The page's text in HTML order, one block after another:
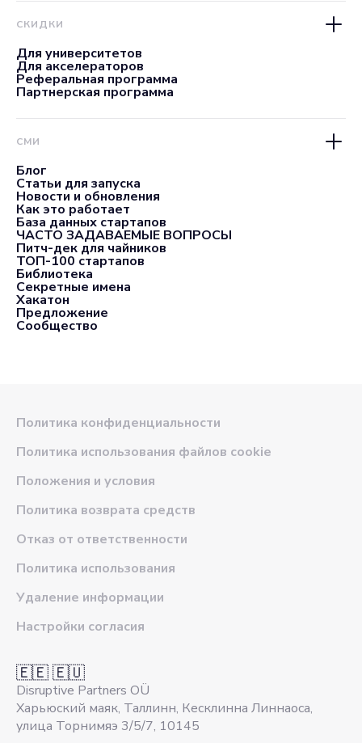
СКИДКИ
Для университетов
Для акселераторов
Реферальная программа
Партнерская программа
СМИ
Блог
Статьи для запуска
Новости и обновления
Как это работает
База данных стартапов
ЧАСТО ЗАДАВАЕМЫЕ ВОПРОСЫ
Питч-дек для чайников
ТОП-100 стартапов
Библиотека
Секретные имена
Хакатон
Предложение
Сообщество
Политика конфиденциальности
Политика использования файлов cookie
Положения и условия
Политика возврата средств
Отказ от ответственности
Политика использования
Удаление информации
Настройки согласия
🇪🇪 🇪🇺
Disruptive Partners OÜ
Харьюский маяк, Таллинн, Кесклинна Линнаоса,
улица Торнимяэ 3/5/7, 10145